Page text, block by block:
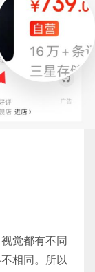
觉都有不同
相同。所以